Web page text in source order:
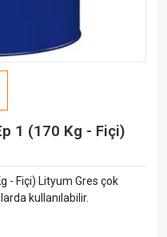
1 (170 Kg - Fiçi)
- Fiçi) Lityum Gres çok
kullanılabilir.